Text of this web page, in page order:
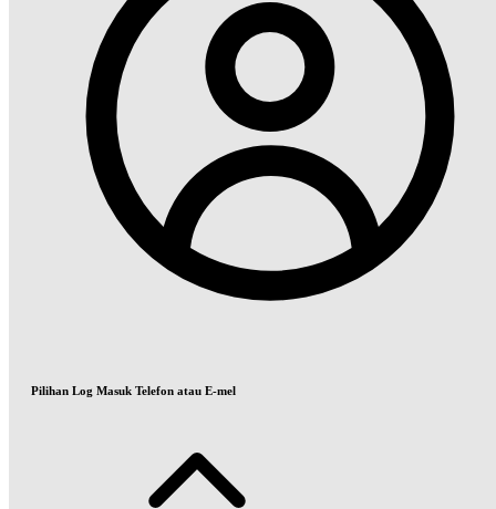
Pilihan Log Masuk Telefon atau E-mel